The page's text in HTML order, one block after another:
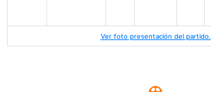
Ver foto presentación del partido.